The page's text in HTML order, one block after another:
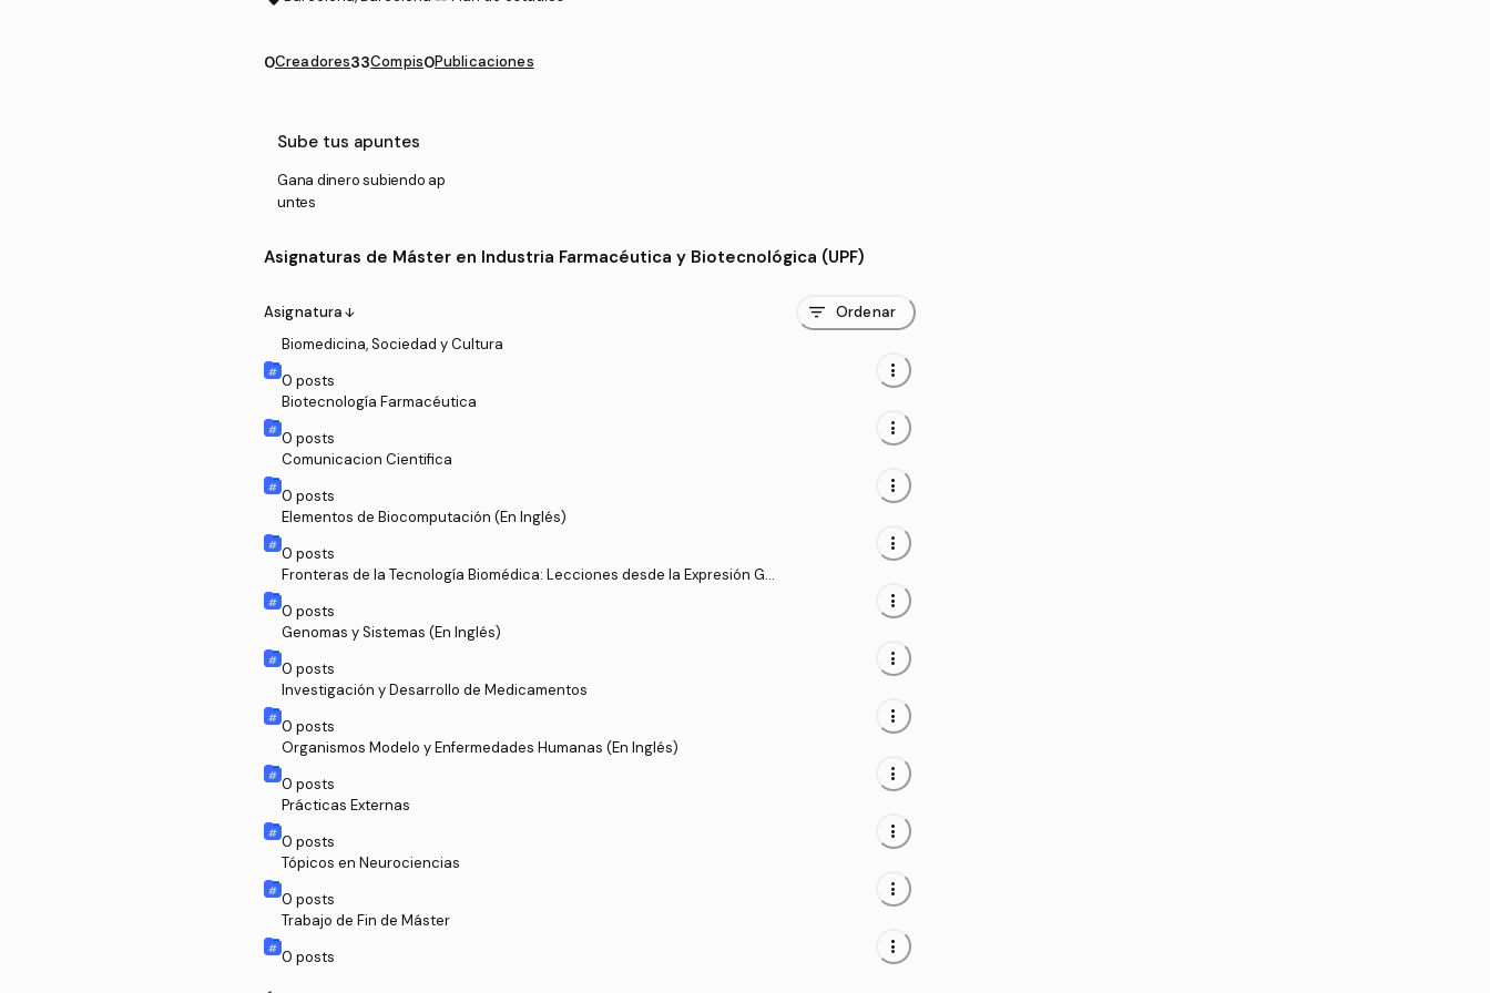
0Creadores33Compis0Publicaciones
Sube tus apuntes
Gana dinero subiendo ap
untes
Asignaturas de Máster en Industria Farmacéutica y Biotecnológica (UPF)
Asignatura arrow_downward filter_list Ordenar
Biomedicina, Sociedad y Cultura
0 posts more_vert
Biotecnología Farmacéutica
0 posts more_vert
Comunicacion Cientifica
0 posts more_vert
Elementos de Biocomputación (En Inglés)
0 posts more_vert
Fronteras de la Tecnología Biomédica: Lecciones desde la Expresión Gé
0 posts more_vert
Genomas y Sistemas (En Inglés)
0 posts more_vert
Investigación y Desarrollo de Medicamentos
0 posts more_vert
Organismos Modelo y Enfermedades Humanas (En Inglés)
0 posts more_vert
Prácticas Externas
0 posts more_vert
Tópicos en Neurociencias
0 posts more_vert
Trabajo de Fin de Máster
0 posts more_vert